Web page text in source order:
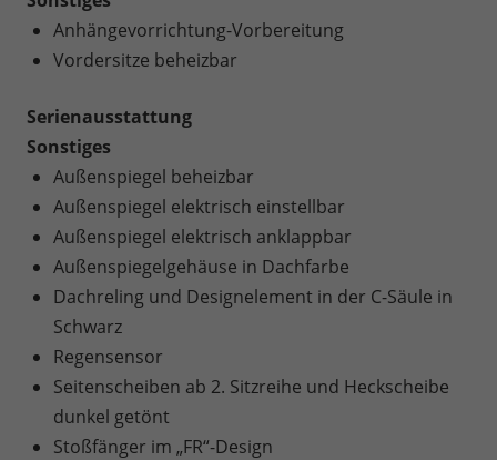
Anhängevorrichtung-Vorbereitung
Vordersitze beheizbar
Serienausstattung
Sonstiges
Außenspiegel beheizbar
Außenspiegel elektrisch einstellbar
Außenspiegel elektrisch anklappbar
Außenspiegelgehäuse in Dachfarbe
Dachreling und Designelement in der C-Säule in
Schwarz
Regensensor
Seitenscheiben ab 2. Sitzreihe und Heckscheibe
dunkel getönt
Stoßfänger im „FR“-Design